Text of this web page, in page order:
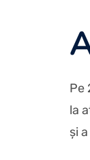
Pe
la
și